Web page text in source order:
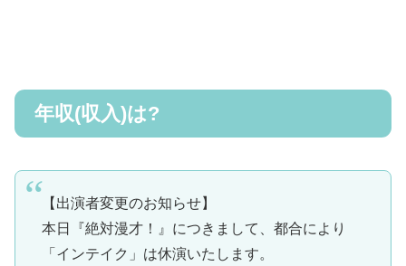
年収(収入)は?
【出演者変更のお知らせ】
本日『絶対漫才！』につきまして、都合により
「インテイク」は休演いたします。